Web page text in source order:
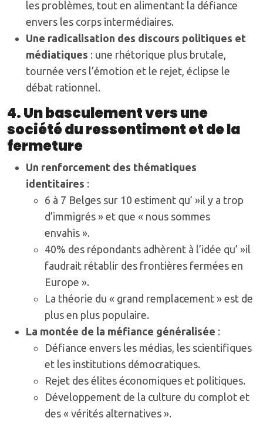
les problèmes, tout en alimentant la défiance
envers les corps intermédiaires.
Une radicalisation des discours politiques et
médiatiques : une rhétorique plus brutale,
tournée vers l’émotion et le rejet, éclipse le
débat rationnel.
4. Un basculement vers une
société du ressentiment et de la
fermeture
Un renforcement des thématiques
identitaires :
6 à 7 Belges sur 10 estiment qu’ »il y a trop
d’immigrés » et que « nous sommes
envahis ».
40% des répondants adhèrent à l’idée qu’ »il
faudrait rétablir des frontières fermées en
Europe ».
La théorie du « grand remplacement » est de
plus en plus populaire.
La montée de la méfiance généralisée :
Défiance envers les médias, les scientifiques
et les institutions démocratiques.
Rejet des élites économiques et politiques.
Développement de la culture du complot et
des « vérités alternatives ».